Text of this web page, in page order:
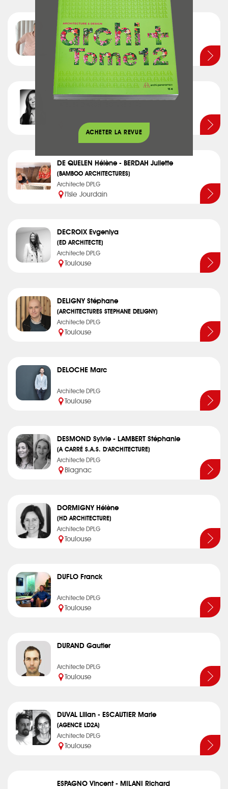
DE FAVARI Gérald
(GD ARCHITECTES)
Architecte DPLG
Toulouse
de PÉRIGNON Caroline
Belberaud
DE QUELEN Hélène - BERDAH Juliette
(BAMBOO ARCHITECTURES)
Architecte DPLG
l'Isle Jourdain
DECROIX Evgeniya
(ED ARCHITECTE)
Architecte DPLG
Toulouse
DELIGNY Stéphane
(ARCHITECTURES STEPHANE DELIGNY)
Architecte DPLG
Toulouse
DELOCHE Marc
Architecte DPLG
Toulouse
DESMOND Sylvie - LAMBERT Stéphanie
(A CARRÉ S.A.S. D'ARCHITECTURE)
Architecte DPLG
Blagnac
DORMIGNY Hélène
(HD ARCHITECTURE)
Architecte DPLG
Toulouse
DUFLO Franck
Architecte DPLG
Toulouse
DURAND Gautier
Architecte DPLG
Toulouse
DUVAL Lilian - ESCAUTIER Marie
(AGENCE LD2A)
Architecte DPLG
Toulouse
ESPAGNO Vincent - MILANI Richard
ACHETER LA REVUE